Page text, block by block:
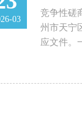
03
竞争性磋
州市天宁
应文件。